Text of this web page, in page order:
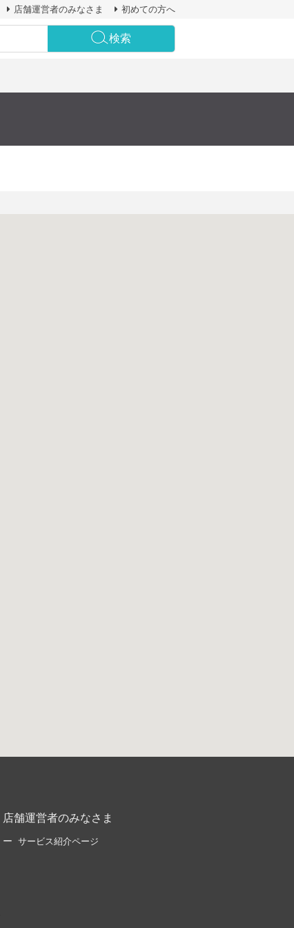
店舗運営者のみなさま 初めての方へ
検索
店舗運営者のみなさま
サービス紹介ページ